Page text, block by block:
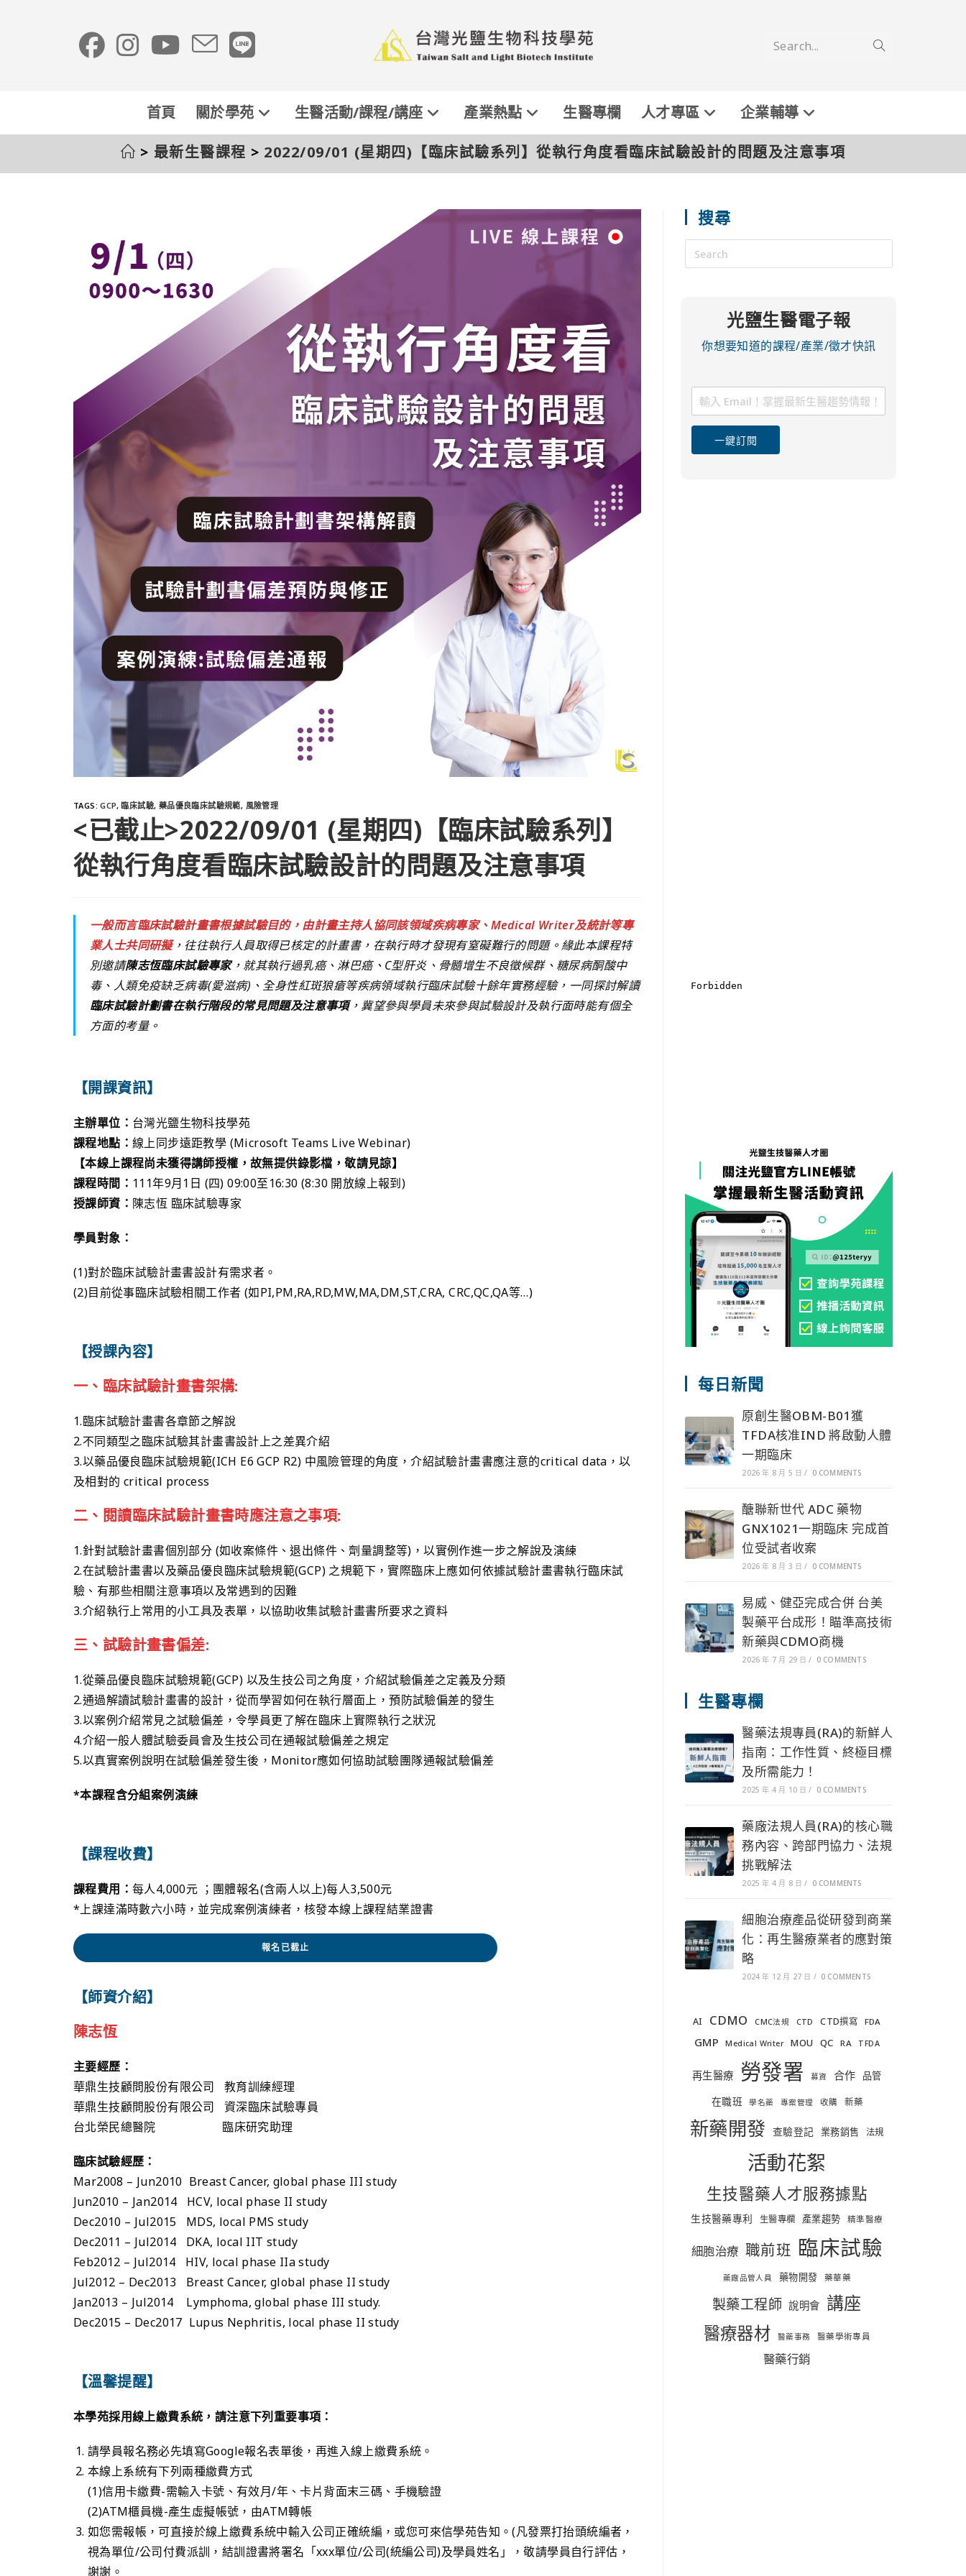
Search...
首頁 關於學苑 生醫活動/課程/講座 產業熱點 生醫專欄 人才專區 企業輔導
> 最新生醫課程 > 2022/09/01 (星期四)【臨床試驗系列】從執行角度看臨床試驗設計的問題及注意事項
TAGS:GCP, 臨床試驗, 藥品優良臨床試驗規範, 風險管理
<已截止>2022/09/01 (星期四)【臨床試驗系列】
從執行角度看臨床試驗設計的問題及注意事項
一般而言臨床試驗計畫書根據試驗目的，由計畫主持人協同該領域疾病專家、Medical Writer及統計等專
業人士共同研擬，往往執行人員取得已核定的計畫書，在執行時才發現有窒礙難行的問題。緣此本課程特
別邀請陳志恆臨床試驗專家，就其執行過乳癌、淋巴癌、C型肝炎、骨髓增生不良徵候群、糖尿病酮酸中
毒、人類免疫缺乏病毒(愛滋病)、全身性紅斑狼瘡等疾病領域執行臨床試驗十餘年實務經驗，一同探討解讀
臨床試驗計劃書在執行階段的常見問題及注意事項，冀望參與學員未來參與試驗設計及執行面時能有個全
方面的考量。
【開課資訊】
主辦單位： 台灣光鹽生物科技學苑
課程地點： 線上同步遠距教學 (Microsoft Teams Live Webinar)
【本線上課程尚未獲得講師授權，故無提供錄影檔，敬請見諒】
課程時間： 111年9月1日 (四) 09:00至16:30 (8:30 開放線上報到)
授課師資： 陳志恆 臨床試驗專家
學員對象：
(1)對於臨床試驗計畫書設計有需求者。
(2)目前從事臨床試驗相關工作者 (如PI,PM,RA,RD,MW,MA,DM,ST,CRA, CRC,QC,QA等…)
【授課內容】
一、臨床試驗計畫書架構:
1.臨床試驗計畫書各章節之解說
2.不同類型之臨床試驗其計畫書設計上之差異介紹
3.以藥品優良臨床試驗規範(ICH E6 GCP R2) 中風險管理的角度，介紹試驗計畫書應注意的critical data，以
及相對的 critical process
二、閱讀臨床試驗計畫書時應注意之事項:
1.針對試驗計畫書個別部分 (如收案條件、退出條件、劑量調整等)，以實例作進一步之解說及演練
2.在試驗計畫書以及藥品優良臨床試驗規範(GCP) 之規範下，實際臨床上應如何依據試驗計畫書執行臨床試
驗、有那些相關注意事項以及常遇到的因難
3.介紹執行上常用的小工具及表單，以協助收集試驗計畫書所要求之資料
三、試驗計畫書偏差:
1.從藥品優良臨床試驗規範(GCP) 以及生技公司之角度，介紹試驗偏差之定義及分類
2.通過解讀試驗計畫書的設計，從而學習如何在執行層面上，預防試驗偏差的發生
3.以案例介紹常見之試驗偏差，令學員更了解在臨床上實際執行之狀況
4.介紹一般人體試驗委員會及生技公司在通報試驗偏差之規定
5.以真實案例說明在試驗偏差發生後，Monitor應如何協助試驗團隊通報試驗偏差
*本課程含分組案例演練
【課程收費】
課程費用： 每人4,000元 ；團體報名(含兩人以上)每人3,500元
*上課達滿時數六小時，並完成案例演練者，核發本線上課程結業證書
報名已截止
【師資介紹】
陳志恆
主要經歷：
華鼎生技顧問股份有限公司 教育訓練經理
華鼎生技顧問股份有限公司 資深臨床試驗專員
台北榮民總醫院 臨床研究助理
臨床試驗經歷：
Mar2008 – Jun2010 Breast Cancer, global phase III study
Jun2010 – Jan2014 HCV, local phase II study
Dec2010 – Jul2015 MDS, local PMS study
Dec2011 – Jul2014 DKA, local IIT study
Feb2012 – Jul2014 HIV, local phase IIa study
Jul2012 – Dec2013 Breast Cancer, global phase II study
Jan2013 – Jul2014 Lymphoma, global phase III study.
Dec2015 – Dec2017 Lupus Nephritis, local phase II study
【溫馨提醒】
本學苑採用線上繳費系統，請注意下列重要事項：
請學員報名務必先填寫Google報名表單後，再進入線上繳費系統。
本線上系統有下列兩種繳費方式
(1)信用卡繳費-需輸入卡號、有效月/年、卡片背面末三碼、手機驗證
(2)ATM櫃員機-產生虛擬帳號，由ATM轉帳
如您需報帳，可直接於線上繳費系統中輸入公司正確統編，或您可來信學苑告知。(凡發票打抬頭統編者，
視為單位/公司付費派訓，結訓證書將署名「xxx單位/公司(統編公司)及學員姓名」，敬請學員自行評估，
謝謝。
搜尋
光鹽生醫電子報
你想要知道的課程/產業/徵才快訊
一鍵訂閱
每日新聞
原創生醫OBM-B01獲
TFDA核准IND 將啟動人體
一期臨床
2026 年 8 月 5 日 / 0 COMMENTS
醣聯新世代 ADC 藥物
GNX1021一期臨床 完成首
位受試者收案
2026 年 8 月 3 日 / 0 COMMENTS
易威、健亞完成合併 台美
製藥平台成形！瞄準高技術
新藥與CDMO商機
2026 年 7 月 29 日 / 0 COMMENTS
生醫專欄
醫藥法規專員(RA)的新鮮人
指南：工作性質、終極目標
及所需能力！
2025 年 4 月 10 日 / 0 COMMENTS
藥廠法規人員(RA)的核心職
務內容、跨部門協力、法規
挑戰解法
2025 年 4 月 8 日 / 0 COMMENTS
細胞治療產品從研發到商業
化：再生醫療業者的應對策
略
2024 年 12 月 27 日 / 0 COMMENTS
AI CDMO CMC法規 CTD CTD撰寫 FDA
GMP Medical Writer MOU QC RA TFDA
再生醫療 勞發署 募資 合作 品管
在職班 學名藥 專案管理 收購 新藥
新藥開發 查驗登記 業務銷售 法規
活動花絮
生技醫藥人才服務據點
生技醫藥專利 生醫專欄 產業趨勢 精準醫療
細胞治療 職前班 臨床試驗
藥廠品管人員 藥物開發 藥華藥
製藥工程師 說明會 講座
醫療器材 醫藥事務 醫藥學術專員
醫藥行銷